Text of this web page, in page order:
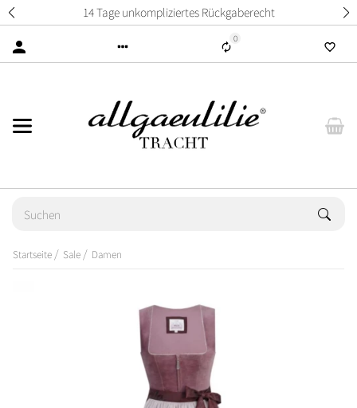
14 Tage unkompliziertes Rückgaberecht
0
Startseite Sale Damen